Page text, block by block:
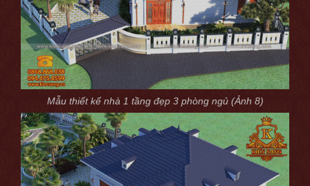
Mẫu thiết kế nhà 1 tầng đẹp 3 phòng ngủ (Ảnh 8)